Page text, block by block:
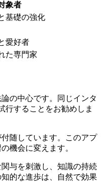
象者
基礎の強化
愛好者
た専門家
の中心です。同じインタ
行することをお勧めしま
随しています。このアプ
機会に変えます。
与を刺激し、知識の持続
的な進歩は、自然で効果